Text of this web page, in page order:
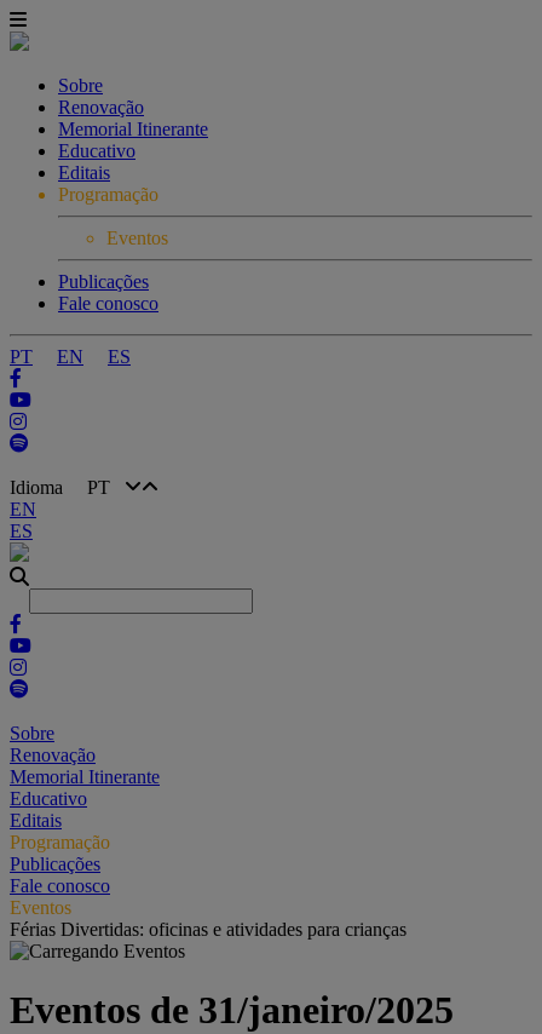
Sobre
Renovação
Memorial Itinerante
Educativo
Editais
Programação
Eventos
Publicações
Fale conosco
PT EN ES
Idioma PT
EN
ES
Sobre
Renovação
Memorial Itinerante
Educativo
Editais
Programação
Publicações
Fale conosco
Eventos
Férias Divertidas: oficinas e atividades para crianças
Eventos de 31/janeiro/2025